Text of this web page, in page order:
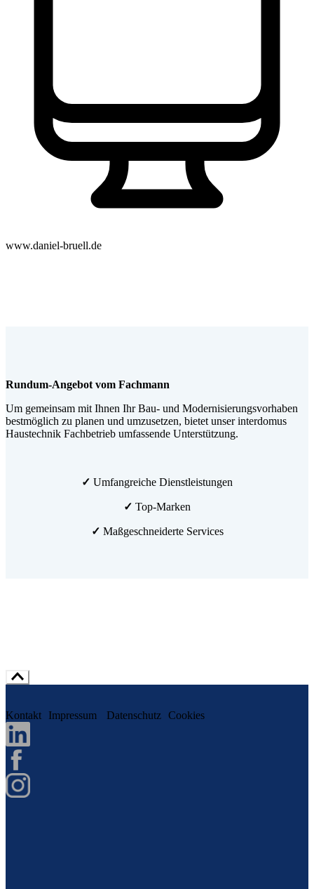
www.daniel-bruell.de
Rundum-Angebot vom Fachmann
Um gemeinsam mit Ihnen Ihr Bau- und Modernisierungsvorhaben
bestmöglich zu planen und umzusetzen, bietet unser interdomus
Haustechnik Fachbetrieb umfassende Unterstützung.
✓ Umfangreiche Dienstleistungen
✓ Top-Marken
✓ Maßgeschneiderte Services
Kontakt Impressum Datenschutz Cookies